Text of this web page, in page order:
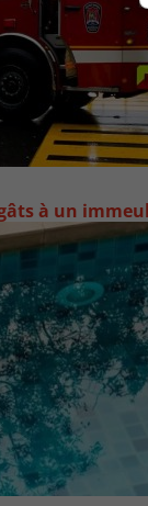
à un